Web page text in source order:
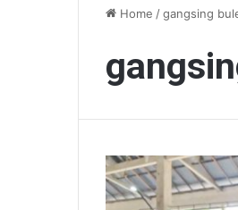
Home /gangsing